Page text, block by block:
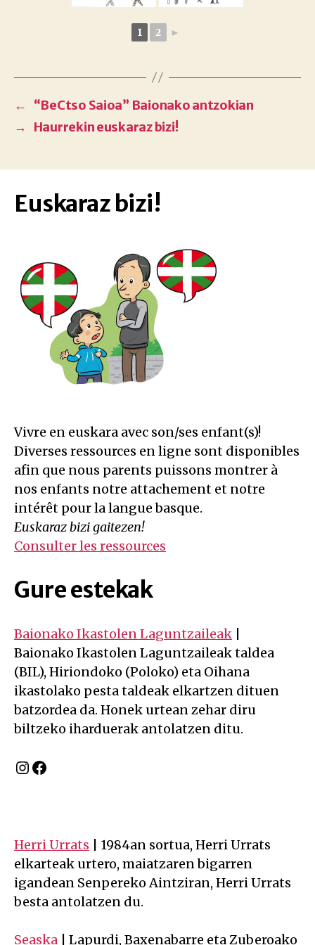
1 2 ►
←
“BeCtso Saioa” Baionako antzokian
→
Haurrekin euskaraz bizi!
Euskaraz bizi!
Vivre en euskara avec son/ses enfant(s)!
Diverses ressources en ligne sont disponibles
afin que nous parents puissons montrer à
nos enfants notre attachement et notre
intérêt pour la langue basque.
Euskaraz bizi gaitezen!
Consulter les ressources
Gure estekak
Baionako Ikastolen Laguntzaileak
Baionako Ikastolen Laguntzaileak taldea
(BIL), Hiriondoko (Poloko) eta Oihana
ikastolako pesta taldeak elkartzen dituen
batzordea da. Honek urtean zehar diru
biltzeko iharduerak antolatzen ditu.
Instagram
Facebook
Herri Urrats | 1984an sortua, Herri Urrats
elkarteak urtero, maiatzaren bigarren
igandean Senpereko Aintziran, Herri Urrats
besta antolatzen du.
Seaska | Lapurdi, Baxenabarre eta Zuberoako